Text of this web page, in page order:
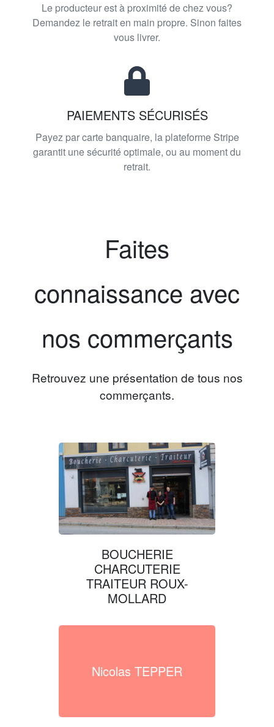
Le producteur est à proximité de chez vous?
Demandez le retrait en main propre. Sinon faites
vous livrer.
PAIEMENTS SÉCURISÉS
Payez par carte banquaire, la plateforme Stripe
garantit une sécurité optimale, ou au moment du
retrait.
Faites
connaissance avec
nos commerçants
Retrouvez une présentation de tous nos
commerçants.
BOUCHERIE
CHARCUTERIE
TRAITEUR ROUX-
MOLLARD
Nicolas TEPPER